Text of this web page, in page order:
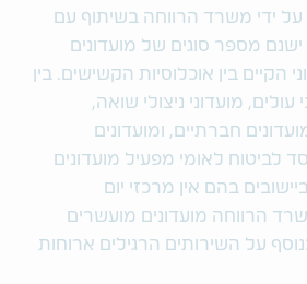
על ידי משרד הרווחה בשיתוף עם
מספר סוגים של מועדונים
בין אוכלוסיות הקשישים. בין
עולים, מועדוני ניצולי שואה,
חברתיים, ומועדונים
לביטוח לאומי מפעיל מועדונים
בהם אין מרכזי יום
הרווחה מועדונים מועשרים
על השירותים הרגילים ארוחות